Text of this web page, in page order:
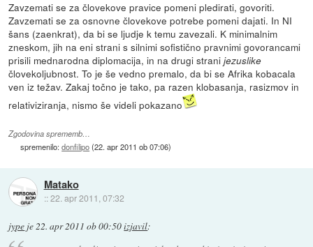
Zavzemati se za človekove pravice pomeni pledirati, govoriti.
Zavzemati se za osnovne človekove potrebe pomeni dajati. In NI
šans (zaenkrat), da bi se ljudje k temu zavezali. K minimalnim
zneskom, jih na eni strani s silnimi sofistično pravnimi govorancami
prisili mednarodna diplomacija, in na drugi stranijezuslike
človekoljubnost. To je še vedno premalo, da bi se Afrika kobacala
ven iz težav. Zakaj točno je tako, pa razen klobasanja, rasizmov in
relativiziranja, nismo še videli pokazano
Zgodovina sprememb…
spremenilo:donfilipo(22. apr 2011 ob 07:06)
Matako
::22. apr 2011, 07:32
jype je22. apr 2011 ob 00:50izjavil: